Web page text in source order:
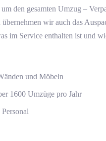
den gesamten Umzug –
wir auch das
im Service enthalten ist und
und Möbeln
1600 Umzüge pro Jahr